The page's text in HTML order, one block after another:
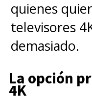
quienes
televisores
demasiado.
La opción
4K